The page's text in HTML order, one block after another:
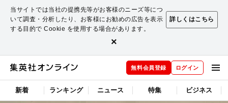
当サイトでは当社の提携先等がお客様のニーズ等につ
いて調査・分析したり、お客様にお勧めの広告を表示
する目的で Cookie を使用する場合があります。
詳しくはこちら
×
無料会員登録 ログイン
新着 ランキング ニュース 特集 ビジネス